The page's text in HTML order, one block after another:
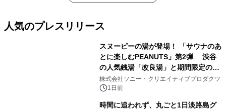
人気のプレスリリース
スヌーピーの湯が登場！ 「サウナのあ
とに楽しむPEANUTS」第2弾 渋谷
の人気銭湯「改良湯」と期間限定のコ
ラボレーション サウナイキタイコラ
ボグッズも発売決定！
株式会社ソニー・クリエイティブプロダクツ
1日前
時間に追われず、丸ごと1日淡路島グ